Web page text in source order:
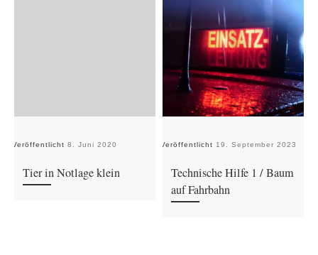
Veröffentlicht 8. Juni 2020
Tier in Notlage klein
Veröffentlicht 19. September 2023
Technische Hilfe 1 / Baum
auf Fahrbahn